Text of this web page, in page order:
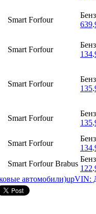
Smart Forfour
639.
Smart Forfour
134.
Smart Forfour
135.
Smart Forfour
135.
Smart Forfour
134.
Smart Forfour Brabus
122.
автомобили)upVIN: